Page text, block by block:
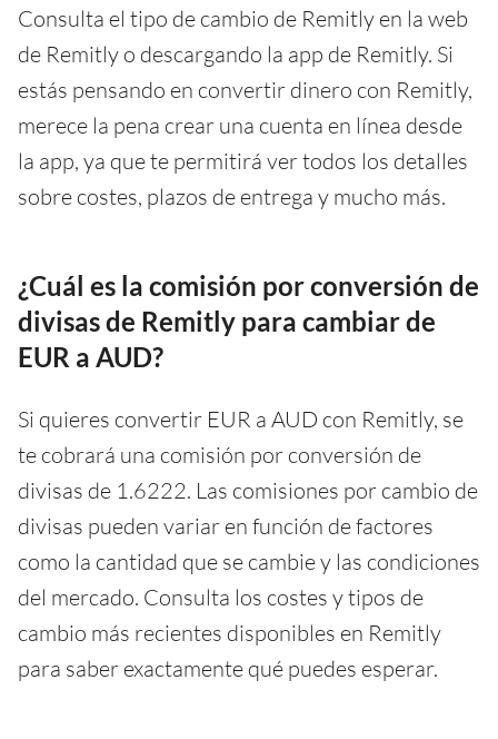
Consulta el tipo de cambio de Remitly en la web
de Remitly o descargando la app de Remitly. Si
estás pensando en convertir dinero con Remitly,
merece la pena crear una cuenta en línea desde
la app, ya que te permitirá ver todos los detalles
sobre costes, plazos de entrega y mucho más.
¿Cuál es la comisión por conversión de
divisas de Remitly para cambiar de
EUR a AUD?
Si quieres convertir EUR a AUD con Remitly, se
te cobrará una comisión por conversión de
divisas de 1.6222. Las comisiones por cambio de
divisas pueden variar en función de factores
como la cantidad que se cambie y las condiciones
del mercado. Consulta los costes y tipos de
cambio más recientes disponibles en Remitly
para saber exactamente qué puedes esperar.